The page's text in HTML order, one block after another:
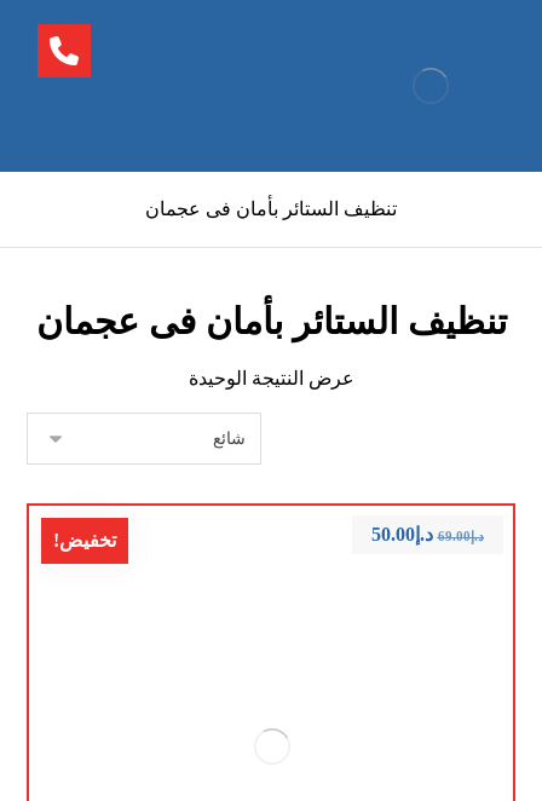
تنظيف الستائر بأمان فى عجمان
تنظيف الستائر بأمان فى عجمان
عرض النتيجة الوحيدة
تخفيض! د.إ69.00 د.إ50.00